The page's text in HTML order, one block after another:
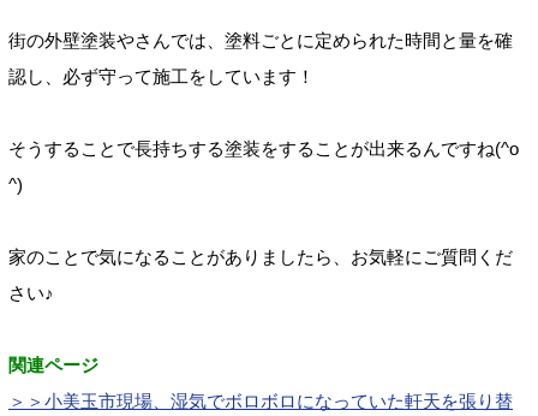
街の外壁塗装やさんでは、塗料ごとに定められた時間と量を確
認し、必ず守って施工をしています！
そうすることで長持ちする塗装をすることが出来るんですね(^o
^)
家のことで気になることがありましたら、お気軽にご質問くだ
さい♪
関連ページ
＞＞小美玉市現場、湿気でボロボロになっていた軒天を張り替